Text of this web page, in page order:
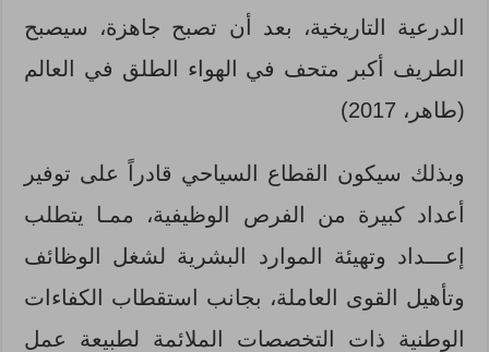
الدرعية التاريخية، بعد أن تصبح جاهزة، سيصبح
الطريف أكبر متحف في الهواء الطلق في العالم
(طاهر، 2017)
وبذلك سيكون القطاع السياحي قادراً على توفير
أعداد كبيرة من الفرص الوظيفية، ممـا يتطلب
إعـــداد وتهيئة الموارد البشرية لشغل الوظائف
وتأهيل القوى العاملة، بجانب استقطاب الكفاءات
الوطنية ذات التخصصات الملائمة لطبيعة عمل